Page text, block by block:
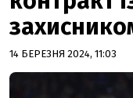
14 БЕРЕЗНЯ 2024, 11:03